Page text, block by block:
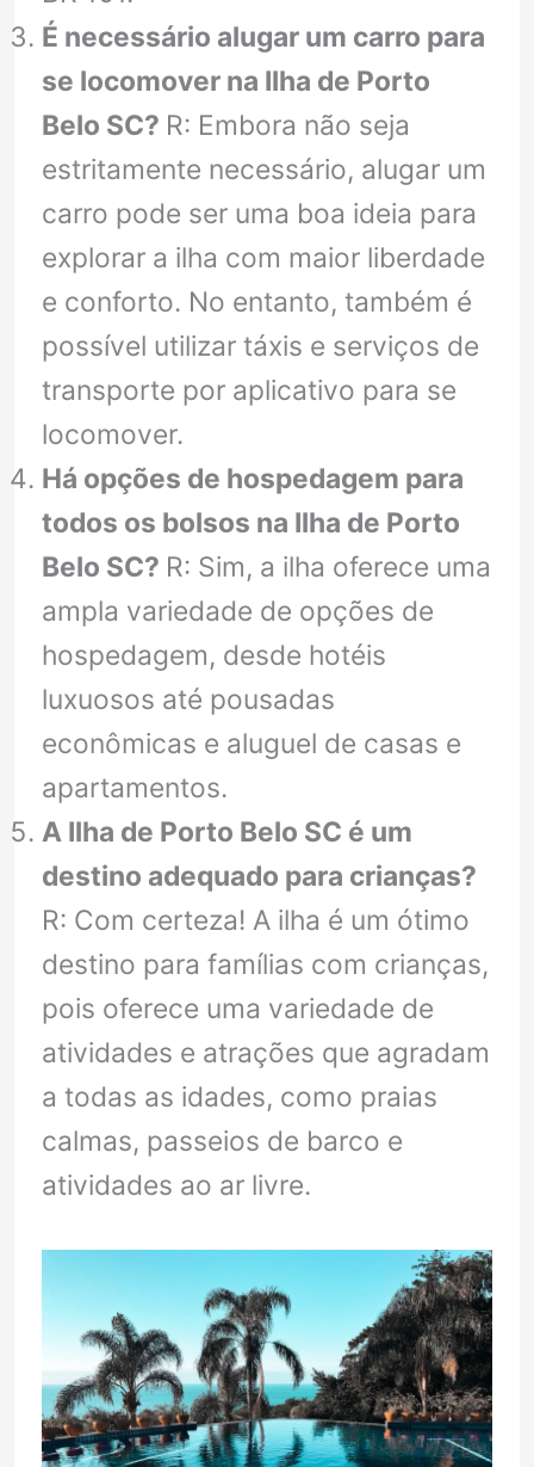
É necessário alugar um carro para
se locomover na Ilha de Porto
Belo SC? R: Embora não seja
estritamente necessário, alugar um
carro pode ser uma boa ideia para
explorar a ilha com maior liberdade
e conforto. No entanto, também é
possível utilizar táxis e serviços de
transporte por aplicativo para se
locomover.
Há opções de hospedagem para
todos os bolsos na Ilha de Porto
Belo SC? R: Sim, a ilha oferece uma
ampla variedade de opções de
hospedagem, desde hotéis
luxuosos até pousadas
econômicas e aluguel de casas e
apartamentos.
A Ilha de Porto Belo SC é um
destino adequado para crianças?
R: Com certeza! A ilha é um ótimo
destino para famílias com crianças,
pois oferece uma variedade de
atividades e atrações que agradam
a todas as idades, como praias
calmas, passeios de barco e
atividades ao ar livre.